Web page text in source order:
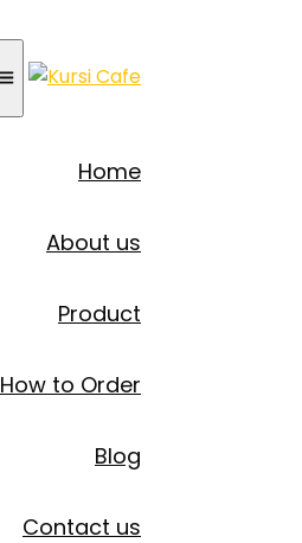
Home
About us
Product
How to Order
Blog
Contact us